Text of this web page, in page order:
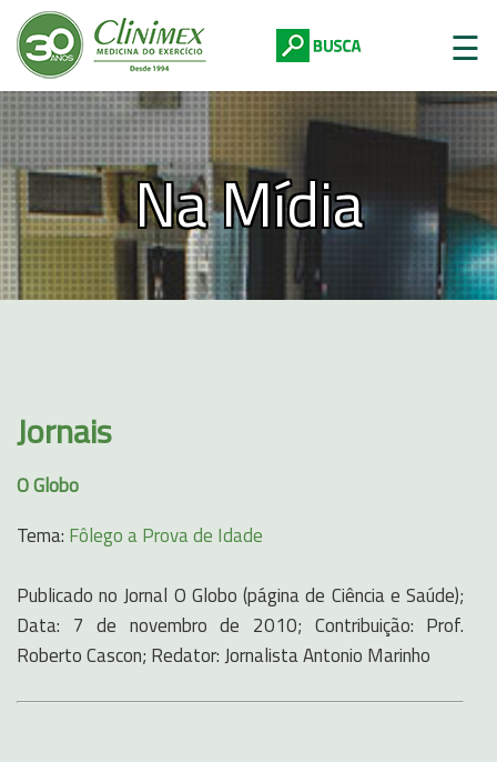
☰
Digite abaixo:
Na Mídia
Jornais
O Globo
Tema: Fôlego a Prova de Idade
Publicado no Jornal O Globo (página de Ciência e Saúde);
Data: 7 de novembro de 2010; Contribuição: Prof.
Roberto Cascon; Redator: Jornalista Antonio Marinho